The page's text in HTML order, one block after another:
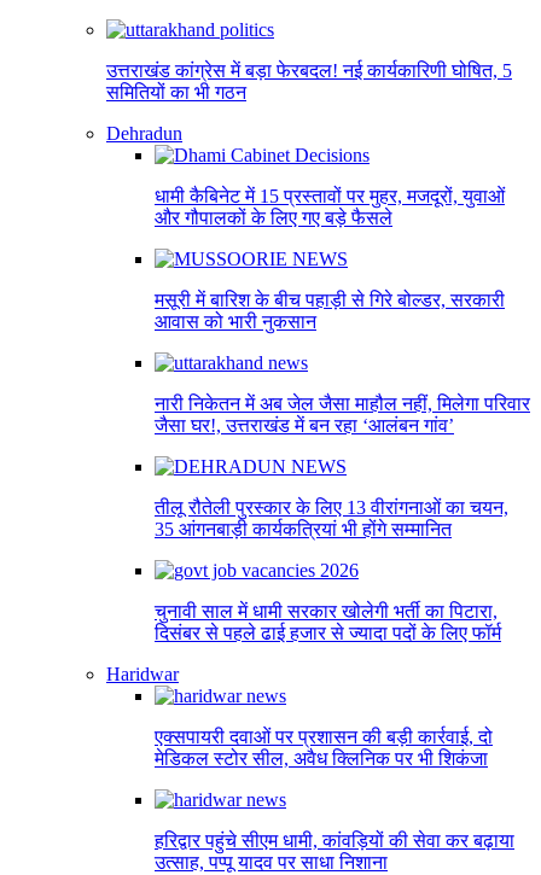
उत्तराखंड कांग्रेस में बड़ा फेरबदल! नई कार्यकारिणी घोषित, 5
समितियों का भी गठन
Dehradun
धामी कैबिनेट में 15 प्रस्तावों पर मुहर, मजदूरों, युवाओं
और गौपालकों के लिए गए बड़े फैसले
मसूरी में बारिश के बीच पहाड़ी से गिरे बोल्डर, सरकारी
आवास को भारी नुकसान
नारी निकेतन में अब जेल जैसा माहौल नहीं, मिलेगा परिवार
जैसा घर!, उत्तराखंड में बन रहा ‘आलंबन गांव’
तीलू रौतेली पुरस्कार के लिए 13 वीरांगनाओं का चयन,
35 आंगनबाड़ी कार्यकत्रियां भी होंगे सम्मानित
चुनावी साल में धामी सरकार खोलेगी भर्ती का पिटारा,
दिसंबर से पहले ढाई हजार से ज्यादा पदों के लिए फॉर्म
Haridwar
एक्सपायरी दवाओं पर प्रशासन की बड़ी कार्रवाई, दो
मेडिकल स्टोर सील, अवैध क्लिनिक पर भी शिकंजा
हरिद्वार पहुंचे सीएम धामी, कांवड़ियों की सेवा कर बढ़ाया
उत्साह, पप्पू यादव पर साधा निशाना